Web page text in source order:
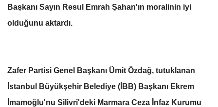
Başkanı Sayın Resul Emrah Şahan'ın moralinin iyi
olduğunu aktardı.
Zafer Partisi Genel Başkanı Ümit Özdağ, tutuklanan
İstanbul Büyükşehir Belediye (İBB) Başkanı Ekrem
İmamoğlu'nu Silivri'deki Marmara Ceza İnfaz Kurumu